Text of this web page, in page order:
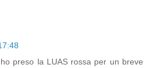
preso la LUAS rossa per un breve